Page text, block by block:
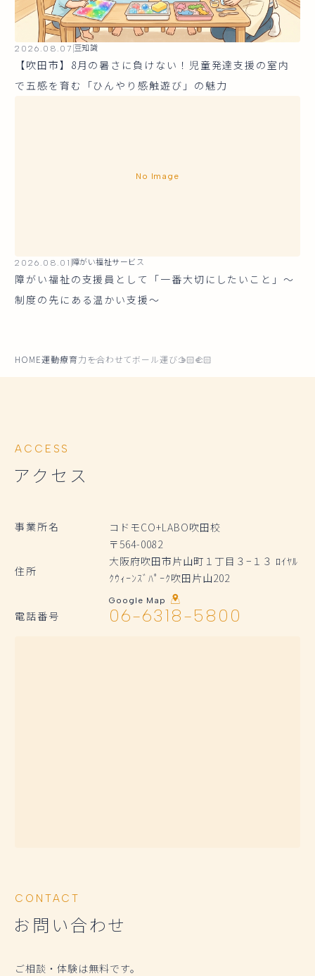
2026.08.07 豆知識
【吹田市】8月の暑さに負けない！児童発達支援の室内
で五感を育む「ひんやり感触遊び」の魅力
No Image
2026.08.01 障がい福祉サービス
障がい福祉の支援員として「一番大切にしたいこと」～
制度の先にある温かい支援～
HOME運動療育力を合わせてボール運び🫱🏻‍🫲🏻
ACCESS
アクセス
事業所名 コドモCO+LABO吹田校
住所
〒564-0082
大阪府吹田市片山町１丁目３−１３ ﾛｲﾔﾙ
ｸｳｨｰﾝｽﾞﾊﾟｰｸ吹田片山202
Google Map
電話番号 06-6318-5800
CONTACT
お問い合わせ
ご相談・体験は無料です。